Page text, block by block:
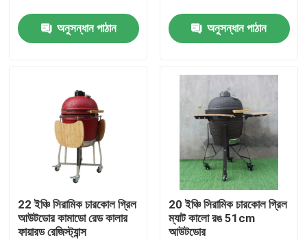
আমাদের সম্পর্কে
কারখানা ভ্রমণ
অনুসন্ধান পাঠান অনুসন্ধান পাঠান
22 ইঞ্চি সিরামিক চারকোল গ্রিল
আউটডোর কামাডো রেড কালার
ফায়ারড রেজিস্ট্যান্স
20 ইঞ্চি সিরামিক চারকোল গ্রিল
ম্যাট কালো রঙ 51cm
আউটডোর